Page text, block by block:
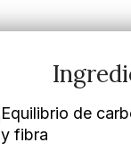
Equilibrio de
y fibra